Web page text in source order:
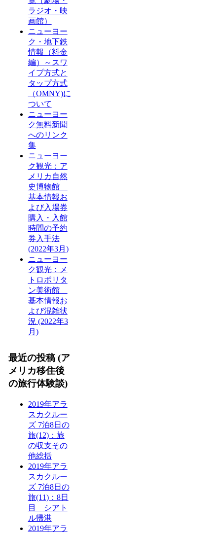
ラジオ・映
画館）
ニューヨー
ク・地下鉄
情報（料金
編）～スワ
イプ方式と
タップ方式
（OMNY)に
ついて
ニューヨー
ク無料新聞
へのリンク
集
ニューヨー
ク観光：ア
メリカ自然
史博物館
基本情報お
よび入場券
購入・入館
時間の予約
券入手法
(2022年3月)
ニューヨー
ク観光：メ
トロポリタ
ン美術館
基本情報お
よび混雑状
況 (2022年3
月)
最近の投稿 (ア
メリカ移住後
の旅行体験談)
2019年アラ
スカクルー
ズ 7泊8日の
旅(12)：旅
の収支その
他総括
2019年アラ
スカクルー
ズ 7泊8日の
旅(11)：8日
目 シアト
ル帰港
2019年アラ